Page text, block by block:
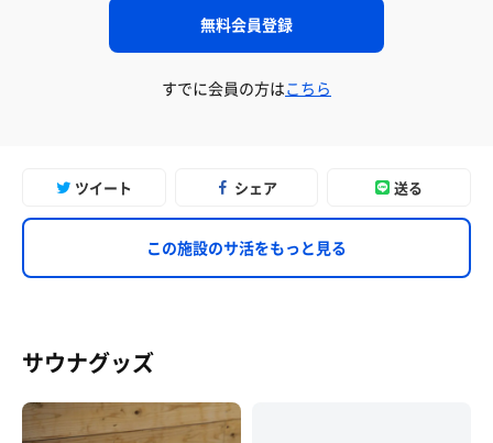
無料会員登録
すでに会員の方はこちら
ツイート シェア 送る
この施設のサ活をもっと見る
サウナグッズ